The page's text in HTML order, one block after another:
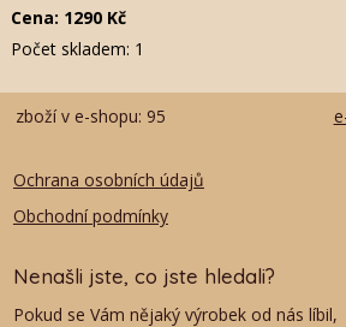
Cena: 1290Kč
Počet skladem: 1
zboží v e-shopu: 95
Ochrana osobních údajů
Obchodní podmínky
Nenašli jste, co jste
Pokud se Vám nějaký výrobek od nás líbil,